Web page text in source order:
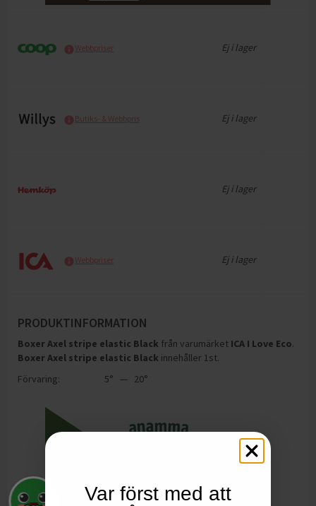
Webbpriser Ej i lager
Butiks- & Webbpris Ej i lager
Ej i lager
Webbpriser Ej i lager
PRODUKTINFORMATION
Boxer Axel stripe elastic Black från varumärket ICA I Love Eco.
Boxer Axel stripe elastic Black innehåller 1st.
Förvaring:
5° — 20°
Var först med att